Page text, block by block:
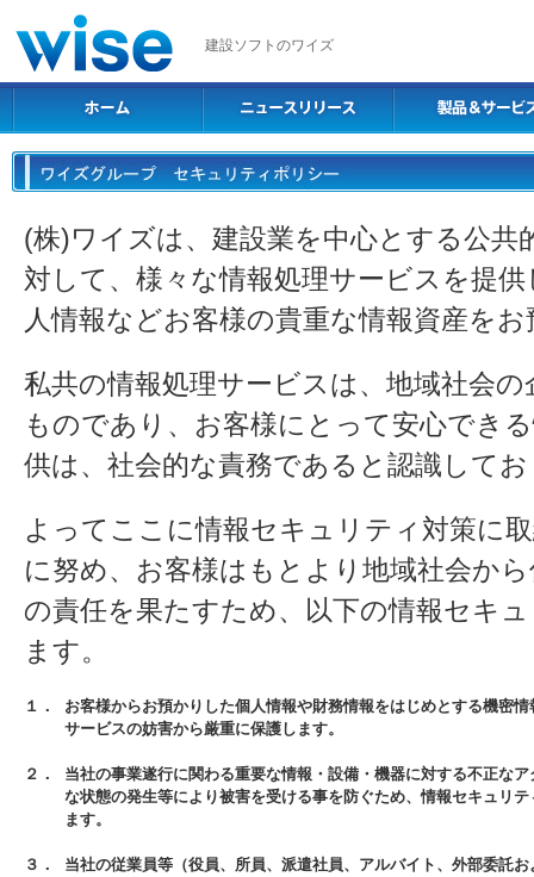
建設ソフトのワイズ
(株)ワイズは、建設業を中心とする公共
対して、様々な情報処理サービスを提
人情報などお客様の貴重な情報資産を
私共の情報処理サービスは、地域社会
ものであり、お客様にとって安心でき
供は、社会的な責務であると認識して
よってここに情報セキュリティ対策に
に努め、お客様はもとより地域社会か
の責任を果たすため、以下の情報セキ
ます。
１．
お客様からお預かりした個人情報や財務情報をはじめとする機密
サービスの妨害から厳重に保護します。
２．
当社の事業遂行に関わる重要な情報・設備・機器に対する不正な
な状態の発生等により被害を受ける事を防ぐため、情報セキュリ
ます。
３．
当社の従業員等（役員、所員、派遣社員、アルバイト、外部委託